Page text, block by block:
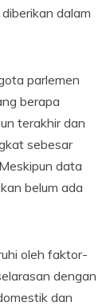
dalam
parlemen
berapa
terakhir dan
sebesar
data
belum ada
oleh faktor-
dengan
dan